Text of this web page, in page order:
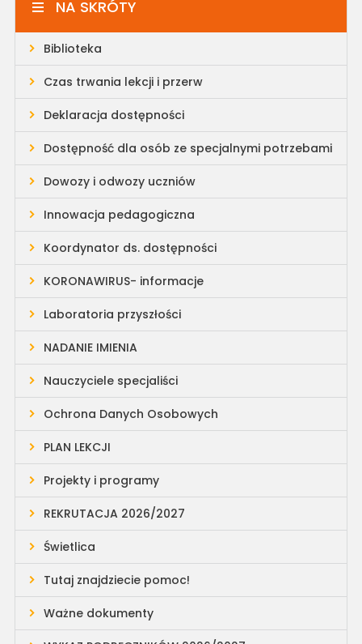
NA SKRÓTY
Biblioteka
Czas trwania lekcji i przerw
Deklaracja dostępności
Dostępność dla osób ze specjalnymi potrzebami
Dowozy i odwozy uczniów
Innowacja pedagogiczna
Koordynator ds. dostępności
KORONAWIRUS- informacje
Laboratoria przyszłości
NADANIE IMIENIA
Nauczyciele specjaliści
Ochrona Danych Osobowych
PLAN LEKCJI
Projekty i programy
REKRUTACJA 2026/2027
Świetlica
Tutaj znajdziecie pomoc!
Ważne dokumenty